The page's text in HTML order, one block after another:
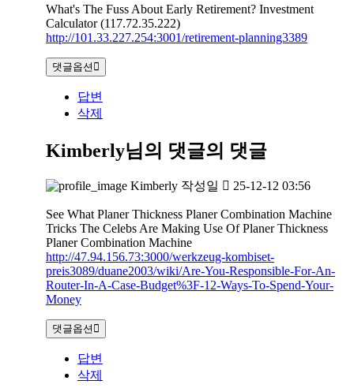
What's The Fuss About Early Retirement? Investment
Calculator (117.72.35.222)
http://101.33.227.254:3001/retirement-planning3389
댓글옵션
답변
삭제
Kimberly님의 댓글의 댓글
Kimberly 작성일 25-12-12 03:56
See What Planer Thickness Planer Combination Machine
Tricks The Celebs Are Making Use Of Planer Thickness
Planer Combination Machine
http://47.94.156.73:3000/werkzeug-kombiset-
preis3089/duane2003/wiki/Are-You-Responsible-For-An-
Router-In-A-Case-Budget%3F-12-Ways-To-Spend-Your-
Money
댓글옵션
답변
삭제